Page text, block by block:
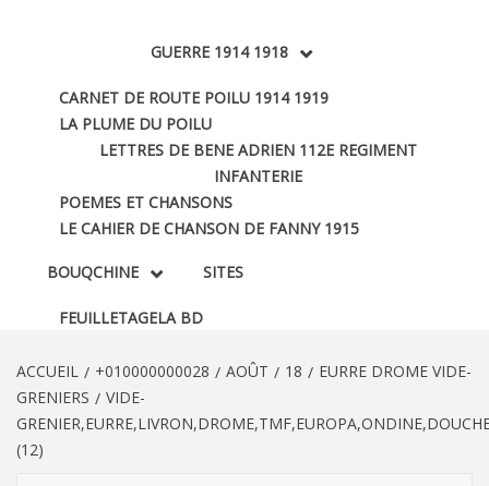
GUERRE 1914 1918
CARNET DE ROUTE POILU 1914 1919
LA PLUME DU POILU
LETTRES DE BENE ADRIEN 112E REGIMENT
INFANTERIE
POEMES ET CHANSONS
LE CAHIER DE CHANSON DE FANNY 1915
BOUQCHINE
FEUILLETAGELA BD
SITES
ACCUEIL +010000000028 AOÛT 18
EURRE DROME VIDE-
GRENIERS
VIDE-
(12)